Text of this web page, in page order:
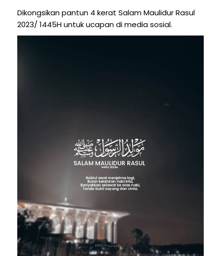
Dikongsikan pantun 4 kerat Salam Maulidur Rasul
2023/ 1445H untuk ucapan di media sosial.